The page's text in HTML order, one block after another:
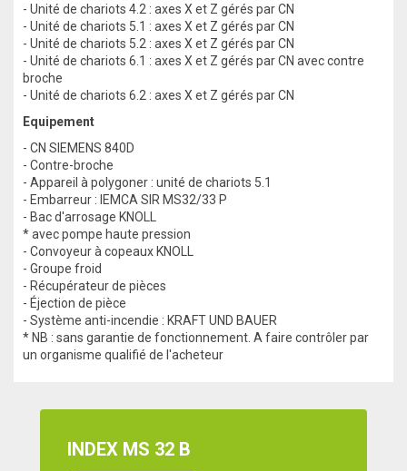
- Unité de chariots 4.2 : axes X et Z gérés par CN
- Unité de chariots 5.1 : axes X et Z gérés par CN
- Unité de chariots 5.2 : axes X et Z gérés par CN
- Unité de chariots 6.1 : axes X et Z gérés par CN avec contre
broche
- Unité de chariots 6.2 : axes X et Z gérés par CN
Equipement
- CN SIEMENS 840D
- Contre-broche
- Appareil à polygoner : unité de chariots 5.1
- Embarreur : IEMCA SIR MS32/33 P
- Bac d'arrosage KNOLL
* avec pompe haute pression
- Convoyeur à copeaux KNOLL
- Groupe froid
- Récupérateur de pièces
- Éjection de pièce
- Système anti-incendie : KRAFT UND BAUER
* NB : sans garantie de fonctionnement. A faire contrôler par
un organisme qualifié de l'acheteur
INDEX MS 32 B